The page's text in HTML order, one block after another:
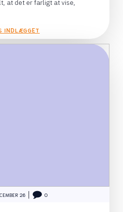
at det er farligt at vise,
INDLÆGGET
26 0